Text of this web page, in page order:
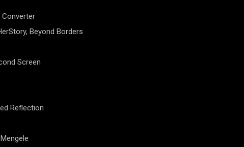
Converter
Beyond Borders
Screen
Reflection